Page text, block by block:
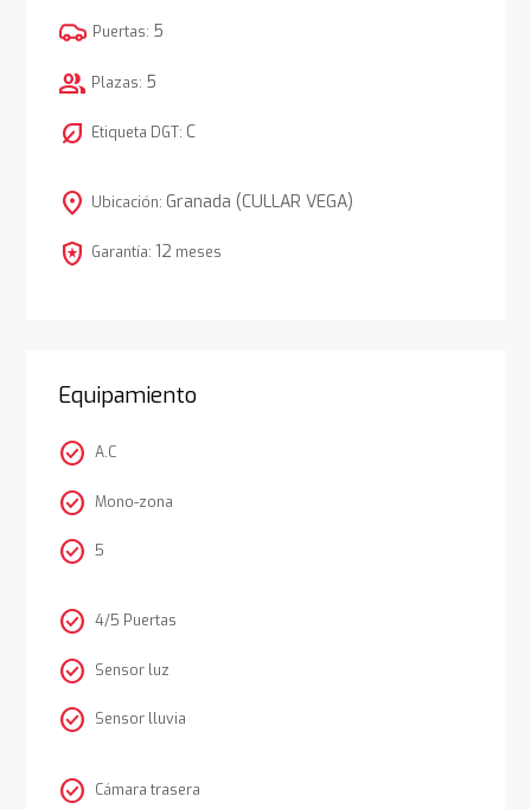
Puertas: 5
group Plazas: 5
nest_eco_leaf Etiqueta DGT: C
location_on Ubicación: Granada (CULLAR VEGA)
local_police Garantía: 12 meses
Equipamiento
check_circle A.C
check_circle Mono-zona
check_circle 5
check_circle 4/5 Puertas
check_circle Sensor luz
check_circle Sensor lluvia
check_circle Cámara trasera